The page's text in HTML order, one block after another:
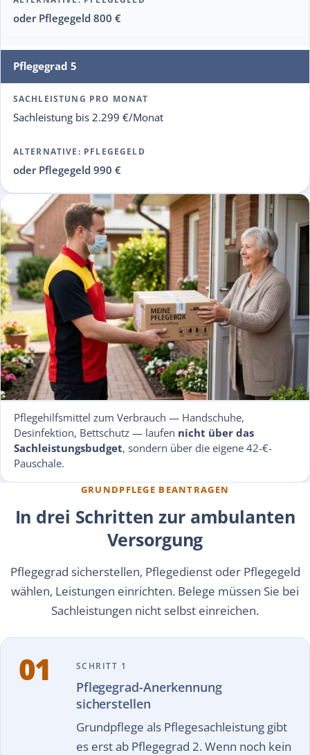
oder Pflegegeld 800 €
Pflegegrad 5
Sachleistung bis 2.299 €/Monat
oder Pflegegeld 990 €
Pflegehilfsmittel zum Verbrauch — Handschuhe,
Desinfektion, Bettschutz — laufen nicht über das
Sachleistungsbudget, sondern über die eigene 42-€-
Pauschale.
GRUNDPFLEGE BEANTRAGEN
In drei Schritten zur ambulanten
Versorgung
Pflegegrad sicherstellen, Pflegedienst oder Pflegegeld
wählen, Leistungen einrichten. Belege müssen Sie bei
Sachleistungen nicht selbst einreichen.
01 SCHRITT 1
Pflegegrad-Anerkennung
sicherstellen
Grundpflege als Pflegesachleistung gibt
es erst ab Pflegegrad 2. Wenn noch kein